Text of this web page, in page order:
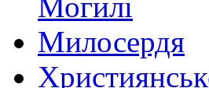
Могилі
Милосердя